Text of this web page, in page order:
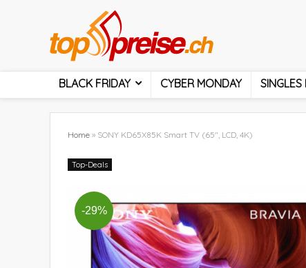
BLACK FRIDAY CYBER MONDAY SINGLES
Home » SONY KD65X85K Smart TV (65″, LCD, 4K)
Top-Deals
-29%